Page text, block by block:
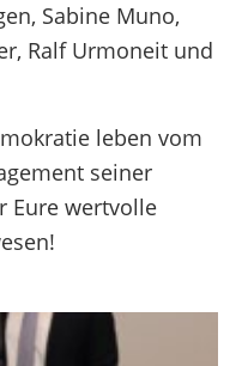
Sabine Muno,
Ralf Urmoneit und
leben vom
seiner
Eure wertvolle